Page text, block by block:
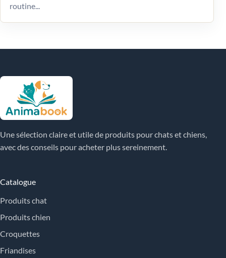
routine...
Une sélection claire et utile de produits pour chats et chiens,
avec des conseils pour acheter plus sereinement.
Catalogue
Produits chat
Produits chien
Croquettes
Friandises